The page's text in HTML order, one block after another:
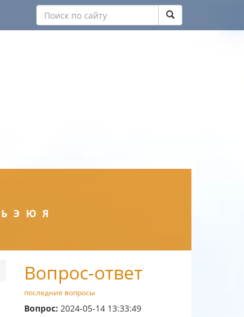
Ь Э Ю Я
Вопрос-ответ
последние вопросы
Вопрос: 2024-05-14 13:33:49